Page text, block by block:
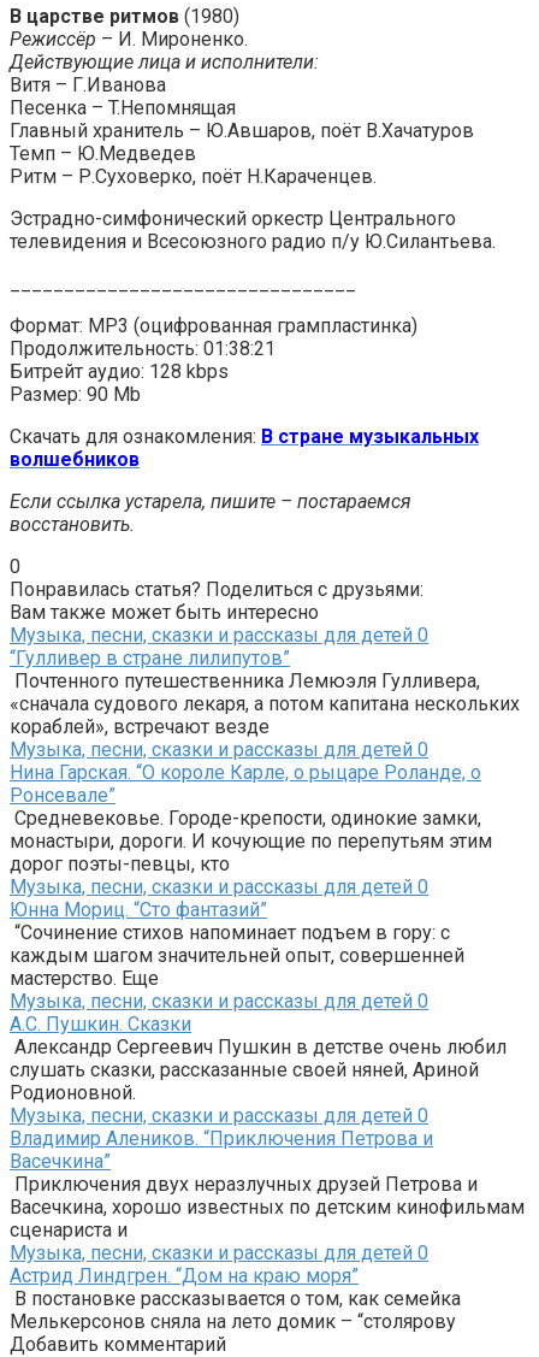
В царстве ритмов (1980)
Режиссёр – И. Мироненко.
Действующие лица и исполнители:
Витя – Г.Иванова
Песенка – T.Непомнящая
Главный хранитель – Ю.Авшаров, поёт В.Хачатуров
Темп – Ю.Медведев
Ритм – Р.Суховерко, поёт Н.Караченцев.
Эстрадно-симфонический оркестр Центрального
телевидения и Всесоюзного радио п/у Ю.Силантьева.
Формат: MP3 (оцифрованная грампластинка)
Продолжительность: 01:38:21
Битрейт аудио: 128 kbps
Размер: 90 Mb
Скачать для ознакомления: В стране музыкальных
волшебников
Если ссылка устарела, пишите – постараемся
восстановить.
0
Понравилась статья? Поделиться с друзьями:
Вам также может быть интересно
Музыка, песни, сказки и рассказы для детей 0
“Гулливер в стране лилипутов”
Почтенного путешественника Лемюэля Гулливера,
«сначала судового лекаря, а потом капитана нескольких
кораблей», встречают везде
Музыка, песни, сказки и рассказы для детей 0
Нина Гарская. “О короле Карле, о рыцаре Роланде, о
Ронсевале”
Средневековье. Городе-крепости, одинокие замки,
монастыри, дороги. И кочующие по перепутьям этим
дорог поэты-певцы, кто
Музыка, песни, сказки и рассказы для детей 0
Юнна Мориц. “Сто фантазий”
“Сочинение стихов напоминает подъем в гору: с
каждым шагом значительней опыт, совершенней
мастерство. Еще
Музыка, песни, сказки и рассказы для детей 0
А.С. Пушкин. Сказки
Александр Сергеевич Пушкин в детстве очень любил
слушать сказки, рассказанные своей няней, Ариной
Родионовной.
Музыка, песни, сказки и рассказы для детей 0
Владимир Алеников. “Приключения Петрова и
Васечкина”
Приключения двух неразлучных друзей Петрова и
Васечкина, хорошо известных по детским кинофильмам
сценариста и
Музыка, песни, сказки и рассказы для детей 0
Астрид Линдгрен. “Дом на краю моря”
В постановке рассказывается о том, как семейка
Мелькерсонов сняла на лето домик – “столярову
Добавить комментарий